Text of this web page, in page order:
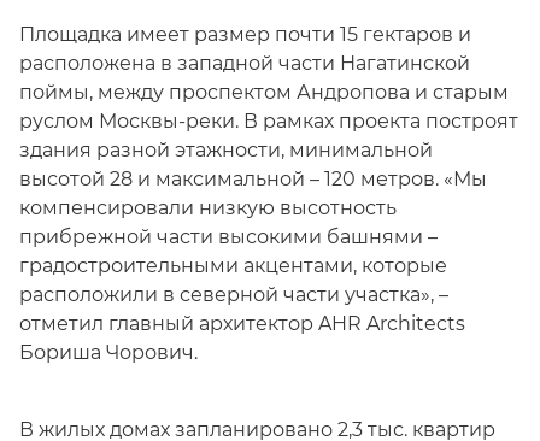
Площадка имеет размер почти 15 гектаров и
расположена в западной части Нагатинской
поймы, между проспектом Андропова и старым
руслом Москвы-реки. В рамках проекта построят
здания разной этажности, минимальной
высотой 28 и максимальной – 120 метров. «Мы
компенсировали низкую высотность
прибрежной части высокими башнями –
градостроительными акцентами, которые
расположили в северной части участка», –
отметил главный архитектор AHR Architects
Бориша Чорович.
В жилых домах запланировано 2,3 тыс. квартир